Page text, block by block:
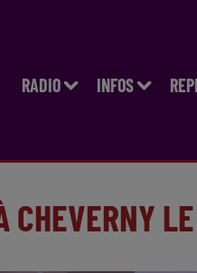
RADIO INFOS
CHEVERNY